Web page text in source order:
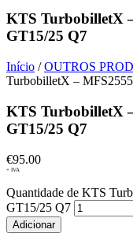
KTS TurbobilletX
GT15/25 Q7
Início /OUTROS
TurbobilletX –
KTS TurbobilletX
GT15/25 Q7
€95.00
+ IVA
Quantidade de KTS
GT15/25 Q7
Adicionar